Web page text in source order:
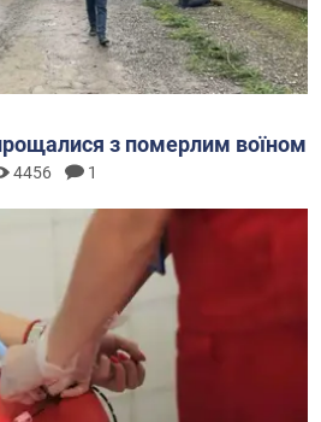
з померлим воїном
4456 1